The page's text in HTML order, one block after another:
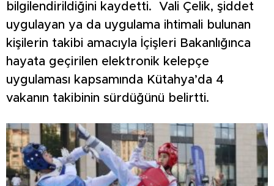
bilgilendirildiğini kaydetti. Vali Çelik, şiddet
uygulayan ya da uygulama ihtimali bulunan
kişilerin takibi amacıyla İçişleri Bakanlığınca
hayata geçirilen elektronik kelepçe
uygulaması kapsamında Kütahya’da 4
vakanın takibinin sürdüğünü belirtti.